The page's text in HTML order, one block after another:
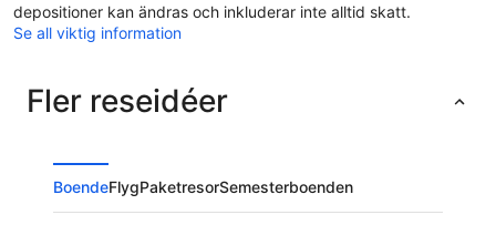
depositioner kan ändras och inkluderar inte alltid skatt.
Se all viktig information
Fler reseidéer
BoendeFlygPaketresorSemesterboenden